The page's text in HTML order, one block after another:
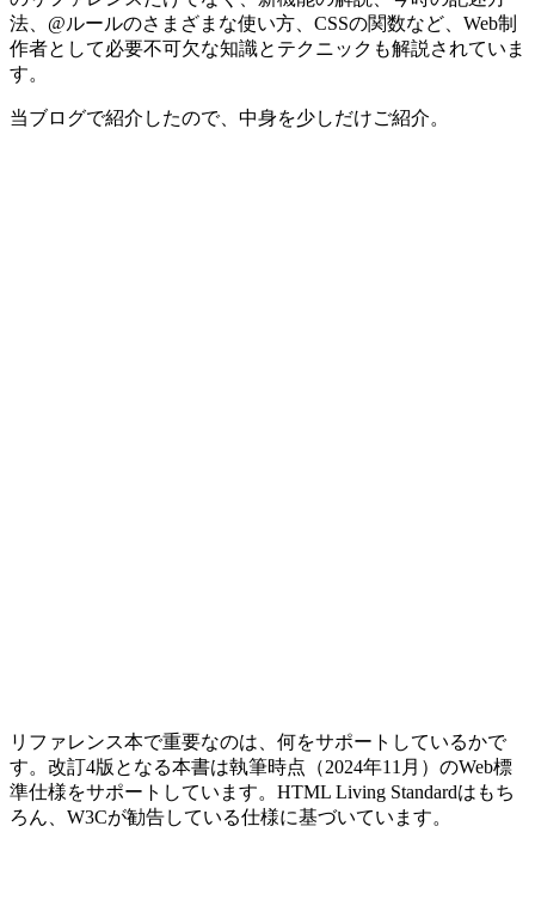
法、@ルールのさまざまな使い方、CSSの関数など、Web制
作者として必要不可欠な知識とテクニックも解説されていま
す。
当ブログで紹介したので、中身を少しだけご紹介。
リファレンス本で重要なのは、何をサポートしているかで
す。改訂4版となる本書は執筆時点（2024年11月）のWeb標
準仕様をサポートしています。HTML Living Standardはもち
ろん、W3Cが勧告している仕様に基づいています。